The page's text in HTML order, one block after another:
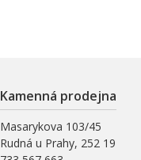
Kamenná prodejna
Masarykova 103/45
Rudná u Prahy, 252 19